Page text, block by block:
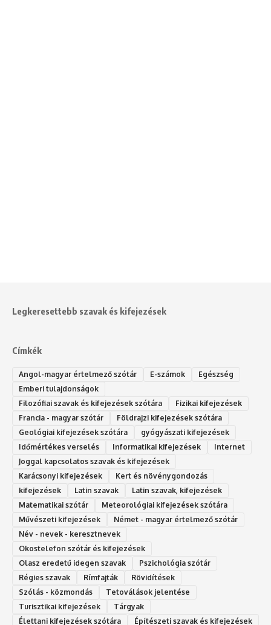
Legkeresettebb szavak és kifejezések
Címkék
Angol-magyar értelmező szótár E-számok
Egészség
Emberi tulajdonságok
Filozófiai szavak és kifejezések szótára
Fizikai kifejezések
Francia - magyar szótár
Földrajzi kifejezések szótára
Geológiai kifejezések szótára
gyógyászati kifejezések
Időmértékes verselés
Informatikai kifejezések
Internet
Joggal kapcsolatos szavak és kifejezések
Karácsonyi kifejezések
Kert és növénygondozás
kifejezések
Latin szavak
Latin szavak, kifejezések
Matematikai szótár
Meteorológiai kifejezések szótára
Művészeti kifejezések
Német - magyar értelmező szótár
Név - nevek - keresztnevek
Okostelefon szótár és kifejezések
Olasz eredetű idegen szavak
Ps‮gólohciz‬ia s‮átóz‬r
Régies szavak
Rímfajták
Rövidítések
Szólás - közmondás
Tetoválások jelentése
Turisztikai kifejezések
Tárgyak
Élettani kifejezések szótára
Építészeti szavak és kifejezések